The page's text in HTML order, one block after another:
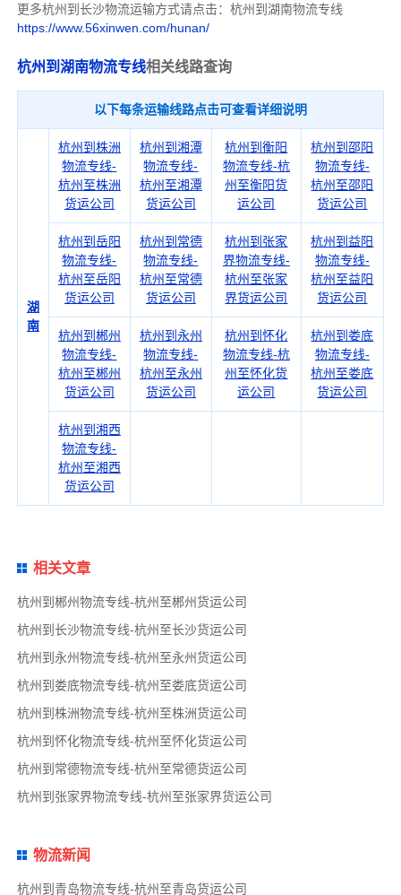
更多杭州到长沙物流运输方式请点击：杭州到湖南物流专线
https://www.56xinwen.com/hunan/
杭州到湖南物流专线相关线路查询
以下每条运输线路点击可查看详细说明
湖
南
杭州到株洲
物流专线-
杭州至株洲
货运公司
杭州到湘潭
物流专线-
杭州至湘潭
货运公司
杭州到衡阳
物流专线-杭
州至衡阳货
运公司
杭州到邵阳
物流专线-
杭州至邵阳
货运公司
杭州到岳阳
物流专线-
杭州至岳阳
货运公司
杭州到常德
物流专线-
杭州至常德
货运公司
杭州到张家
界物流专线-
杭州至张家
界货运公司
杭州到益阳
物流专线-
杭州至益阳
货运公司
杭州到郴州
物流专线-
杭州至郴州
货运公司
杭州到永州
物流专线-
杭州至永州
货运公司
杭州到怀化
物流专线-杭
州至怀化货
运公司
杭州到娄底
物流专线-
杭州至娄底
货运公司
杭州到湘西
物流专线-
杭州至湘西
货运公司
相关文章
杭州到郴州物流专线-杭州至郴州货运公司
杭州到长沙物流专线-杭州至长沙货运公司
杭州到永州物流专线-杭州至永州货运公司
杭州到娄底物流专线-杭州至娄底货运公司
杭州到株洲物流专线-杭州至株洲货运公司
杭州到怀化物流专线-杭州至怀化货运公司
杭州到常德物流专线-杭州至常德货运公司
杭州到张家界物流专线-杭州至张家界货运公司
物流新闻
杭州到青岛物流专线-杭州至青岛货运公司